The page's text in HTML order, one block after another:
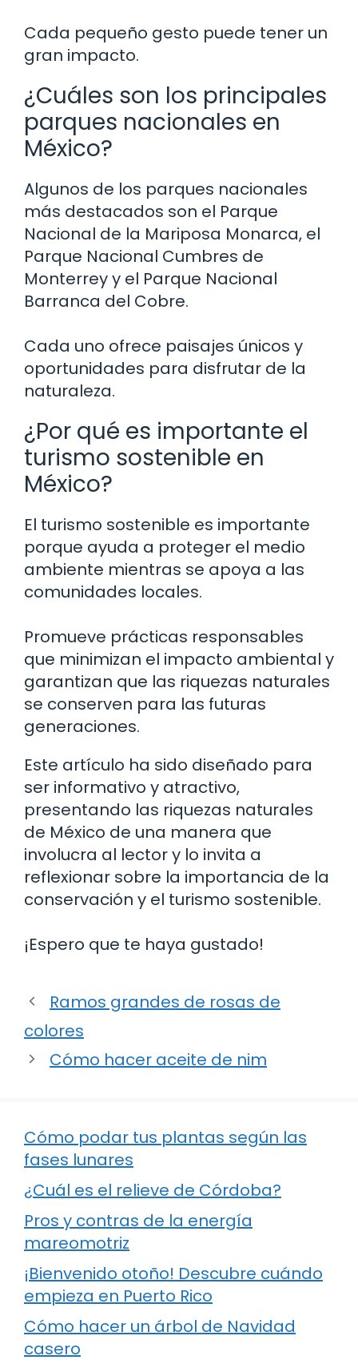
Cada pequeño gesto puede tener un
gran impacto.
¿Cuáles son los principales
parques nacionales en
México?
Algunos de los parques nacionales
más destacados son el Parque
Nacional de la Mariposa Monarca, el
Parque Nacional Cumbres de
Monterrey y el Parque Nacional
Barranca del Cobre.
Cada uno ofrece paisajes únicos y
oportunidades para disfrutar de la
naturaleza.
¿Por qué es importante el
turismo sostenible en
México?
El turismo sostenible es importante
porque ayuda a proteger el medio
ambiente mientras se apoya a las
comunidades locales.
Promueve prácticas responsables
que minimizan el impacto ambiental y
garantizan que las riquezas naturales
se conserven para las futuras
generaciones.
Este artículo ha sido diseñado para
ser informativo y atractivo,
presentando las riquezas naturales
de México de una manera que
involucra al lector y lo invita a
reflexionar sobre la importancia de la
conservación y el turismo sostenible.
¡Espero que te haya gustado!
Ramos grandes de rosas de
colores
Cómo hacer aceite de nim
Cómo podar tus plantas según las
fases lunares
¿Cuál es el relieve de Córdoba?
Pros y contras de la energía
mareomotriz
¡Bienvenido otoño! Descubre cuándo
empieza en Puerto Rico
Cómo hacer un árbol de Navidad
casero